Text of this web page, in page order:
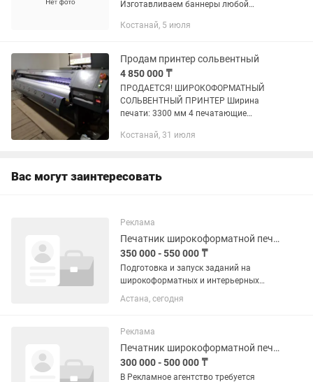
Изготавливаем баннеры любой
дизайна ✔ Широкоформатная печать
Костанай, 5 июля
Продам принтер сольвентный
4 850 000 ₸
ПРОДАЕТСЯ! ШИРОКОФОРМАТНЫЙ
СОЛЬВЕНТНЫЙ ПРИНТЕР Ширина
печати: 3300 мм 4 печатающие
сольвентные WT-3304L (KM-512i)
Костанай, 31 июля
Вас могут заинтересовать
Реклама
Печатник широкоформатной печати
350 000 - 550 000 ₸
Подготовка и запуск заданий на
широкоформатных и интерьерных
принтерах. Печать на баннере,
самоклеящейся пленке, холсте, бумаге
качества печати и цветопередачи. ...
Астана, сегодня
Реклама
Печатник широкоформатной печати
300 000 - 500 000 ₸
В Рекламное агентство требуется